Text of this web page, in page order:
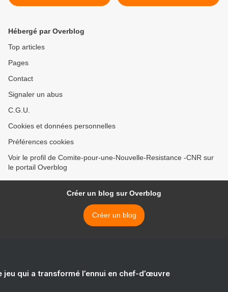
multinationales et des
semaine de grève ... contre
Hébergé par Overblog
Top articles
Pages
Contact
Signaler un abus
C.G.U.
Cookies et données personnelles
Préférences cookies
Voir le profil de Comite-pour-une-Nouvelle-Resistance -CNR sur
le portail Overblog
Créer un blog sur Overblog
Créer un blog
jeu qui a transformé l’ennui en chef-d’œuvre